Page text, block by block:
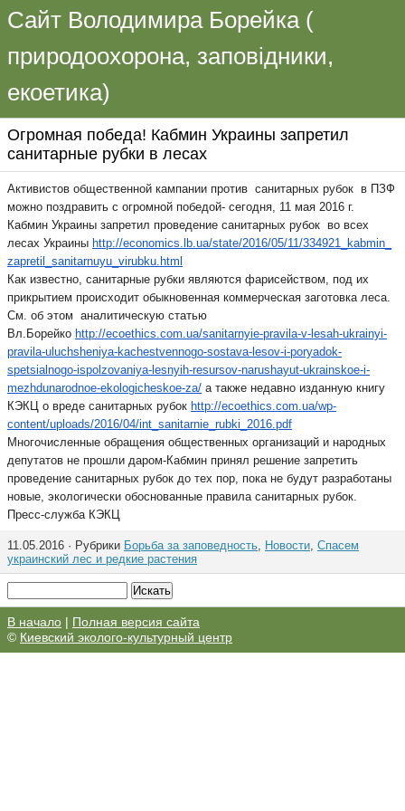
Сайт Володимира Борейка (
природоохорона, заповідники,
екоетика)
Огромная победа! Кабмин Украины запретил
санитарные рубки в лесах
Активистов общественной кампании против санитарных рубок в ПЗФ
можно поздравить с огромной победой- сегодня, 11 мая 2016 г.
Кабмин Украины запретил проведение санитарных рубок во всех
лесах Украины http://economics.lb.ua/state/2016/05/11/334921_kabmin_
zapretil_sanitarnuyu_virubku. html
Как известно, санитарные рубки являются фарисейством, под их
прикрытием происходит обыкновенная коммерческая заготовка леса.
См. об этом аналитическую статью
Вл.Борейко http://ecoethics.com.ua/sanitarnyie-pravila-v-lesah-ukrainyi-
pravila-uluchsheniya-kachestvennogo-sostava-lesov-i-poryadok-
spetsialnogo-ispolzovaniya-lesnyih-resursov-narushayut-ukrainskoe-i-
mezhdunarodnoe-ekologicheskoe-za/ а также недавно изданную книгу
КЭКЦ о вреде санитарных рубок http://ecoethics.com.ua/wp-
content/uploads/2016/04/int_ sanitarnie_rubki_2016.pdf
Многочисленные обращения общественных организаций и народных
депутатов не прошли даром-Кабмин принял решение запретить
проведение санитарных рубок до тех пор, пока не будут разработаны
новые, экологически обоснованные правила санитарных рубок.
Пресс-служба КЭКЦ
11.05.2016 · Рубрики Борьба за заповедность, Новости, Спасем
украинский лес и редкие растения
В начало | Полная версия сайта
© Киевский эколого-культурный центр